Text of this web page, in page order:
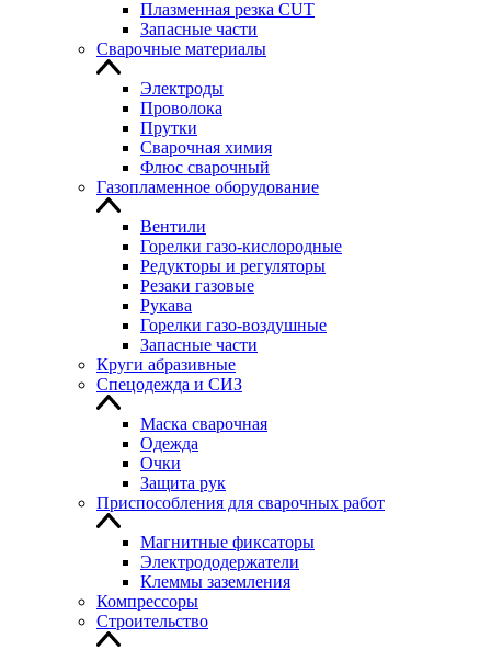
Плазменная резка CUT
Запасные части
Сварочные материалы
Электроды
Проволока
Прутки
Сварочная химия
Флюс сварочный
Газопламенное оборудование
Вентили
Горелки газо-кислородные
Редукторы и регуляторы
Резаки газовые
Рукава
Горелки газо-воздушные
Запасные части
Круги абразивные
Спецодежда и СИЗ
Маска сварочная
Одежда
Очки
Защита рук
Приспособления для сварочных работ
Магнитные фиксаторы
Электрододержатели
Клеммы заземления
Компрессоры
Строительство